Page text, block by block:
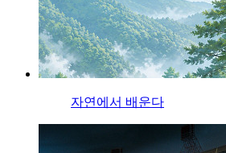
자연에서 배운다